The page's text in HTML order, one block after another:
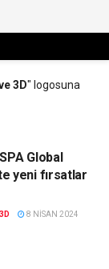
3D" logosuna
Global
yeni fırsatlar
8 NISAN 2024